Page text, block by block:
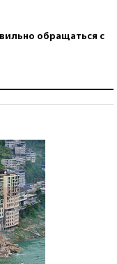
обращаться с